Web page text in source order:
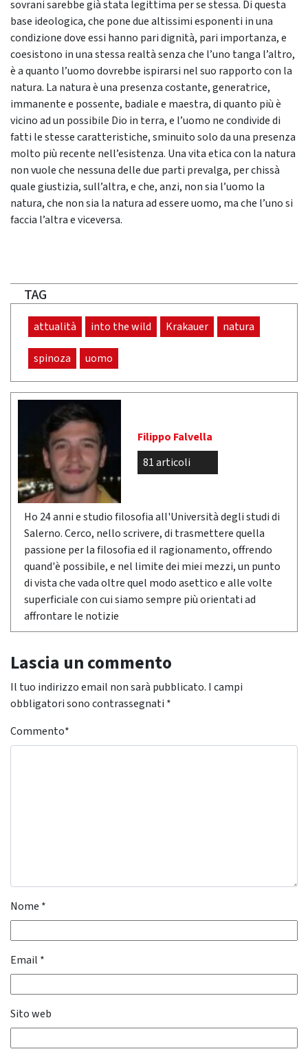
sovrani sarebbe già stata legittima per se stessa. Di questa
base ideologica, che pone due altissimi esponenti in una
condizione dove essi hanno pari dignità, pari importanza, e
coesistono in una stessa realtà senza che l’uno tanga l’altro,
è a quanto l’uomo dovrebbe ispirarsi nel suo rapporto con la
natura. La natura è una presenza costante, generatrice,
immanente e possente, badiale e maestra, di quanto più è
vicino ad un possibile Dio in terra, e l’uomo ne condivide di
fatti le stesse caratteristiche, sminuito solo da una presenza
molto più recente nell’esistenza. Una vita etica con la natura
non vuole che nessuna delle due parti prevalga, per chissà
quale giustizia, sull’altra, e che, anzi, non sia l’uomo la
natura, che non sia la natura ad essere uomo, ma che l’uno si
faccia l’altra e viceversa.
TAG
attualità into the wild Krakauer natura
spinoza uomo
Filippo Falvella
81 articoli
Ho 24 anni e studio filosofia all'Università degli studi di
Salerno. Cerco, nello scrivere, di trasmettere quella
passione per la filosofia ed il ragionamento, offrendo
quand'è possibile, e nel limite dei miei mezzi, un punto
di vista che vada oltre quel modo asettico e alle volte
superficiale con cui siamo sempre più orientati ad
affrontare le notizie
Lascia un commento
Il tuo indirizzo email non sarà pubblicato. I campi
obbligatori sono contrassegnati *
Commento*
Nome *
Email *
Sito web